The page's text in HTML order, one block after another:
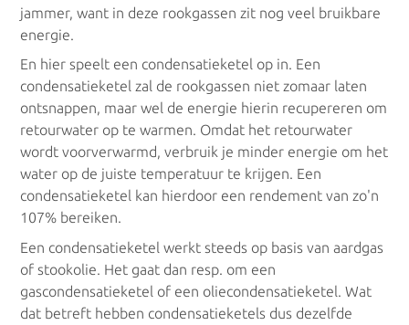
jammer, want in deze rookgassen zit nog veel bruikbare
energie.
En hier speelt een condensatieketel op in. Een
condensatieketel zal de rookgassen niet zomaar laten
ontsnappen, maar wel de energie hierin recupereren om
retourwater op te warmen. Omdat het retourwater
wordt voorverwarmd, verbruik je minder energie om het
water op de juiste temperatuur te krijgen. Een
condensatieketel kan hierdoor een rendement van zo'n
107% bereiken.
Een condensatieketel werkt steeds op basis van aardgas
of stookolie. Het gaat dan resp. om een
gascondensatieketel of een oliecondensatieketel. Wat
dat betreft hebben condensatieketels dus dezelfde